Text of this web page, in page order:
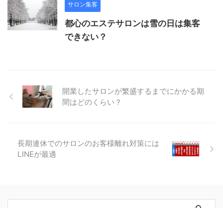
サロン集客
都心のエステサロンは雪の日は集客
できない？
開業したサロンが繁盛するまでにかかる期
間はどのくらい？
長期連休でのサロンのお客様離れ対策には
LINEが最適